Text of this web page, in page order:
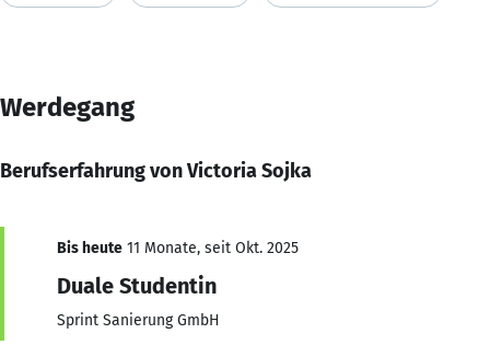
Werdegang
Berufserfahrung von Victoria Sojka
Bis heute 11 Monate, seit Okt. 2025
Duale Studentin
Sprint Sanierung GmbH